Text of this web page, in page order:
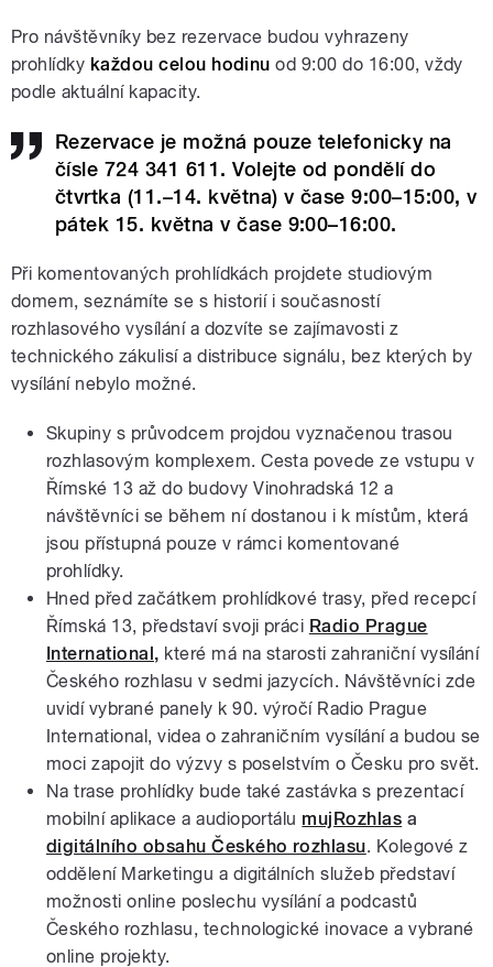
Pro návštěvníky bez rezervace budou vyhrazeny
prohlídky každou celou hodinu od 9:00 do 16:00, vždy
podle aktuální kapacity.
Rezervace je možná pouze telefonicky na
čísle 724 341 611. Volejte od pondělí do
čtvrtka (11.–14. května) v čase 9:00–15:00, v
pátek 15. května v čase 9:00–16:00.
Při komentovaných prohlídkách projdete studiovým
domem, seznámíte se s historií i současností
rozhlasového vysílání a dozvíte se zajímavosti z
technického zákulisí a distribuce signálu, bez kterých by
vysílání nebylo možné.
Skupiny s průvodcem projdou vyznačenou trasou
rozhlasovým komplexem. Cesta povede ze vstupu v
Římské 13 až do budovy Vinohradská 12 a
návštěvníci se během ní dostanou i k místům, která
jsou přístupná pouze v rámci komentované
prohlídky.
Hned před začátkem prohlídkové trasy, před recepcí
Římská 13, představí svoji práci Radio Prague
International, které má na starosti zahraniční vysílání
Českého rozhlasu v sedmi jazycích. Návštěvníci zde
uvidí vybrané panely k 90. výročí Radio Prague
International, videa o zahraničním vysílání a budou se
moci zapojit do výzvy s poselstvím o Česku pro svět.
Na trase prohlídky bude také zastávka s prezentací
mobilní aplikace a audioportálu mujRozhlas a
digitálního obsahu Českého rozhlasu. Kolegové z
oddělení Marketingu a digitálních služeb představí
možnosti online poslechu vysílání a podcastů
Českého rozhlasu, technologické inovace a vybrané
online projekty.